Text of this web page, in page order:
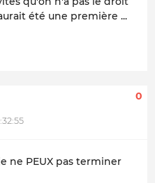
été une première ...
0
ne PEUX pas terminer